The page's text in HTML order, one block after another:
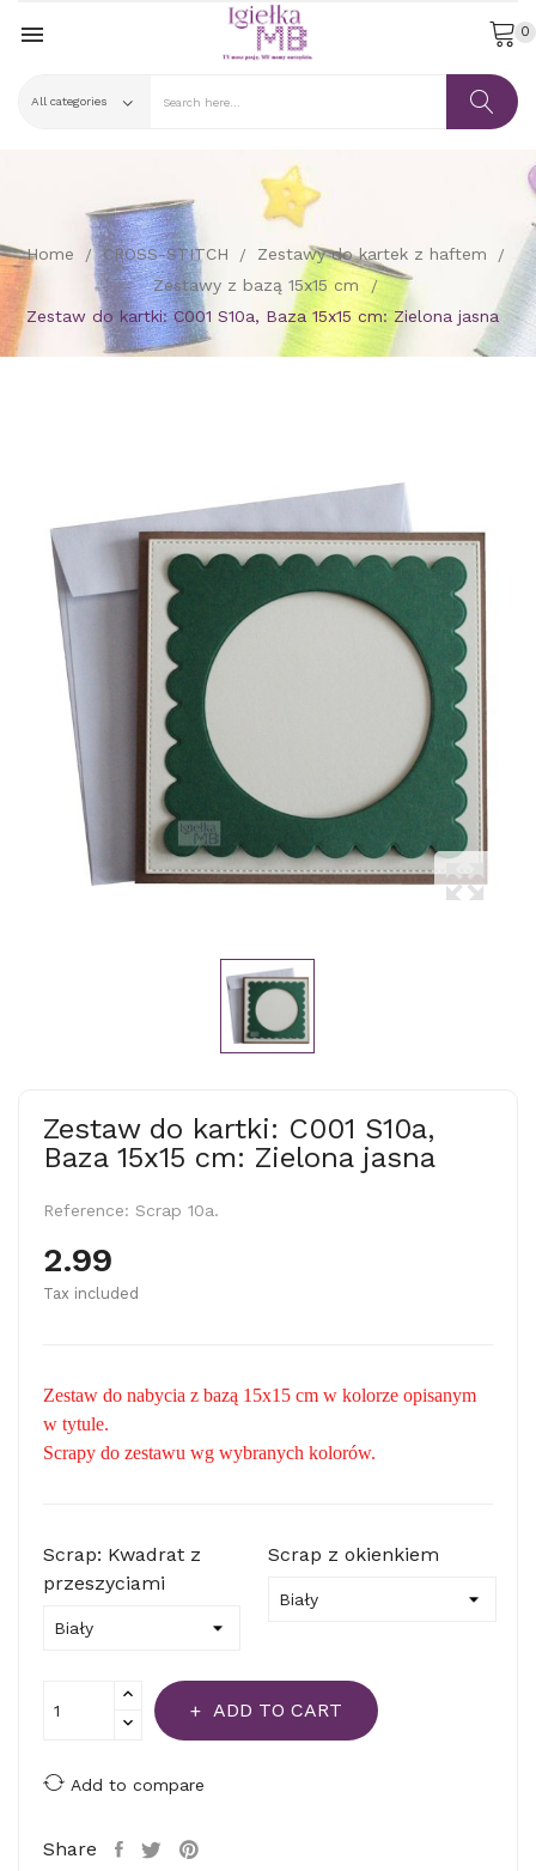
 0
Home CROSS-STITCH
Zestawy do kartek z haftem
Zestawy z bazą 15x15 cm
Zestaw do kartki: C001 S10a, Baza 15x15 cm: Zielona jasna
Zestaw do kartki: C001 S10a,
Baza 15x15 cm: Zielona jasna
Reference: Scrap 10a.
2.99
Tax included
Zestaw do nabycia z bazą 15x15 cm w kolorze opisanym
w tytule.
Scrapy do zestawu wg wybranych kolorów.
Scrap: Kwadrat z
przeszyciami
Scrap z okienkiem
ADD TO CART
Add to compare
Share